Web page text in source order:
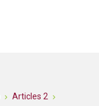
Articles 2